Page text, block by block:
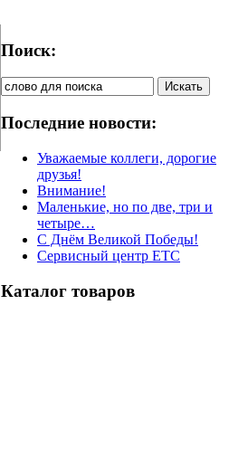
Поиск:
Последние новости:
Уважаемые коллеги, дорогие
друзья!
Внимание!
Маленькие, но по две, три и
четыре…
С Днём Великой Победы!
Сервисный центр ETC
Каталог товаров